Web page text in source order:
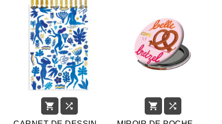
   